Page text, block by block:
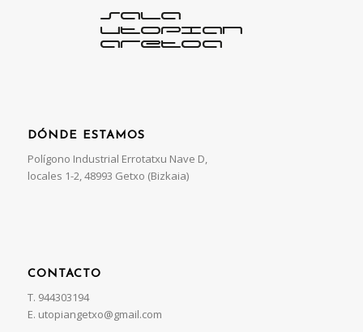
DÓNDE ESTAMOS
Polígono Industrial Errotatxu Nave D,
locales 1-2, 48993 Getxo (Bizkaia)
CONTACTO
T. 944303194
E. utopiangetxo@gmail.com